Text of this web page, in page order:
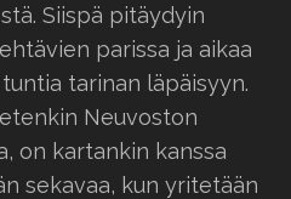
Siispä pitäydyin
parissa ja aikaa
tarinan läpäisyyn.
Neuvoston
on kartankin kanssa
sekavaa, kun yritetään